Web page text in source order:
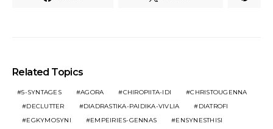
Related Topics
5-SYNTAGES AGORA CHIROPIITA-IDI
CHRISTOUGENNA
DECLUTTER
DIADRASTIKA-PAIDIKA-VIVLIA
DIATROFI
EGKYMOSYNI
EMPEIRIES-GENNAS
ENSYNESTHISI